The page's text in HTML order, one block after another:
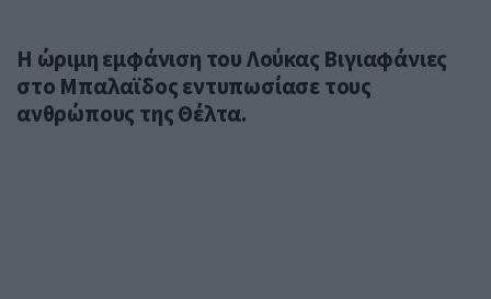
Η ώριμη εμφάνιση του Λούκας Βιγιαφάνιες
στο Μπαλαϊδος εντυπωσίασε τους
ανθρώπους της Θέλτα.